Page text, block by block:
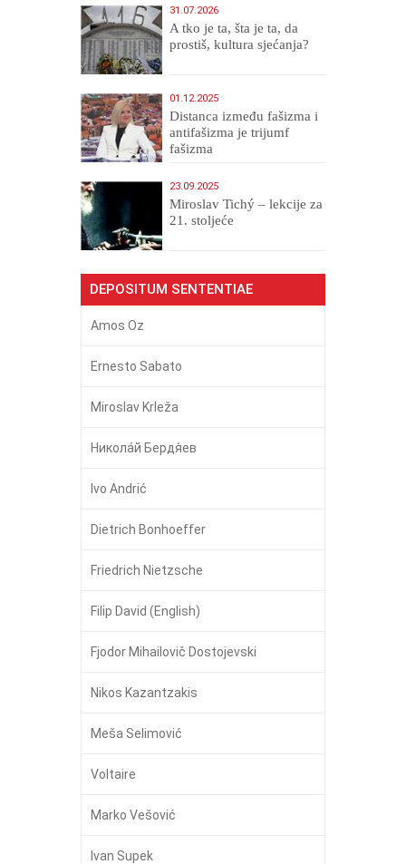
31.07.2026
A tko je ta, šta je ta, da
prostiš, kultura sjećanja?
01.12.2025
Distanca između fašizma i
antifašizma je trijumf
fašizma
23.09.2025
Miroslav Tichý – lekcije za
21. stoljeće
DEPOSITUM SENTENTIAE
Amos Oz
Ernesto Sabato
Miroslav Krleža
Никола́й Бердя́ев
Ivo Andrić
Dietrich Bonhoeffer
Friedrich Nietzsche
Filip David (English)
Fjodor Mihailovič Dostojevski
Nikos Kazantzakis
Meša Selimović
Voltaire
Marko Vešović
Ivan Supek